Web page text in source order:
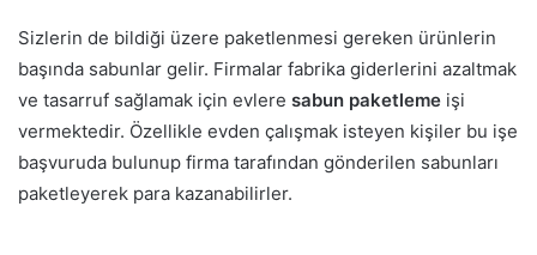
Sizlerin de bildiği üzere paketlenmesi gereken ürünlerin
başında sabunlar gelir. Firmalar fabrika giderlerini azaltmak
ve tasarruf sağlamak için evlere sabun paketleme işi
vermektedir. Özellikle evden çalışmak isteyen kişiler bu işe
başvuruda bulunup firma tarafından gönderilen sabunları
paketleyerek para kazanabilirler.